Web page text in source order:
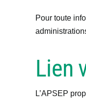
Pour toute
Lien
L’APSEP